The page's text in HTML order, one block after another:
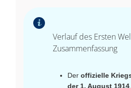
Verlauf des Ersten
Zusammenfassung
Der offizielle
der 1. August 1914